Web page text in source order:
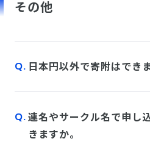
その他
日本円以外で寄附はでき
連名やサークル名で申し
きますか。